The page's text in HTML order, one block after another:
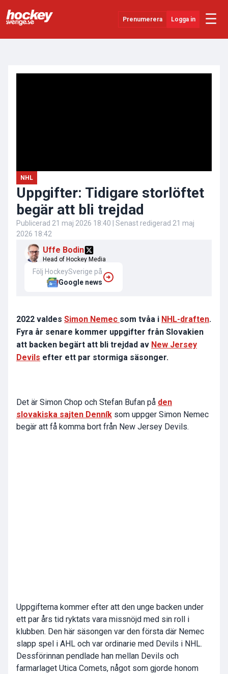
Prenumerera Logga in ☰
NHL
Uppgifter: Tidigare storlöftet
begär att bli trejdad
Publicerad 21 maj 2026 18:40 | Senast redigerad 21 maj
2026 18:42
Uffe Bodin
Head of Hockey Media
Följ HockeySverige på
Google news
2022 valdes Simon Nemec som tvåa i NHL-draften.
Fyra år senare kommer uppgifter från Slovakien
att backen begärt att bli trejdad av New Jersey
Devils efter ett par stormiga säsonger.
Det är Simon Chop och Stefan Bufan på den
slovakiska sajten Denník som uppger Simon Nemec
begär att få komma bort från New Jersey Devils.
Uppgifterna kommer efter att den unge backen under
ett par års tid ryktats vara missnöjd med sin roll i
klubben. Den här säsongen var den första där Nemec
slapp spel i AHL och var ordinarie med Devils i NHL.
Dessförinnan pendlade han mellan Devils och
farmarlaget Utica Comets, något som gjorde honom